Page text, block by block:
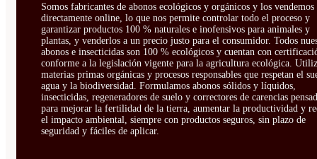
Somos fabricantes de abonos ecológicos y orgánicos y los vendemos
directamente online, lo que nos permite controlar todo el proceso y
garantizar productos 100 % naturales e inofensivos para animales y
plantas, y venderlos a un precio justo para el consumidor. Todos
abonos e insecticidas son 100 % ecológicos y cuentan con
conforme a la legislación vigente para la agricultura ecológica.
materias primas orgánicas y procesos responsables que respetan el
agua y la biodiversidad. Formulamos abonos sólidos y líquidos,
insecticidas, regeneradores de suelo y correctores de carencias
para mejorar la fertilidad de la tierra, aumentar la productividad y
el impacto ambiental, siempre con productos seguros, sin plazo de
seguridad y fáciles de aplicar.